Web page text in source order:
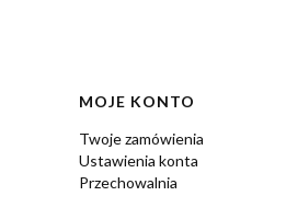
Linki w stopce
MOJE KONTO
Twoje zamówienia
Ustawienia konta
Przechowalnia